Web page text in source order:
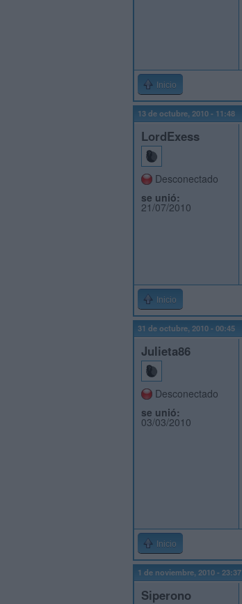
Inicio
13 de octubre, 2010 - 11:48
LordExess
Desconectado
se unió:
21/07/2010
Inicio
31 de octubre, 2010 - 00:45
Julieta86
Desconectado
se unió:
03/03/2010
Inicio
1 de noviembre, 2010 - 23:37
Siperono